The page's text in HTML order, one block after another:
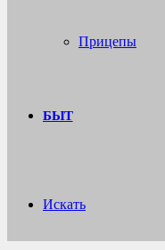
Прицепы
БЫТ
Искать